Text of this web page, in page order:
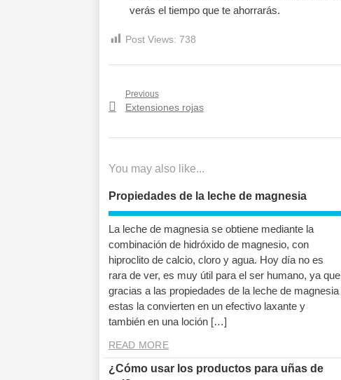
verás el tiempo que te ahorrarás.
Post Views: 738
Navegación
Previous
Previous
Extensiones rojas
You may also like...
Propiedades de la leche de magnesia
La leche de magnesia se obtiene mediante la
combinación de hidróxido de magnesio, con
hiproclito de calcio, cloro y agua. Hoy día no es
rara de ver, es muy útil para el ser humano, ya que
gracias a las propiedades de la leche de magnesia
estas la convierten en un efectivo laxante y
también en una loción […]
READ MORE
¿Cómo usar los productos para uñas de